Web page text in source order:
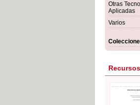
Otras
Aplicadas
Varios